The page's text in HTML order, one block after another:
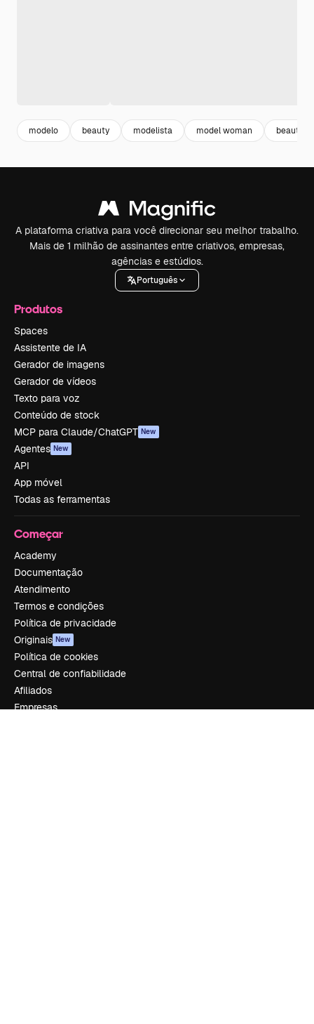
modelo beauty modelista model woman beauty
A plataforma criativa para você direcionar seu melhor trabalho.
Mais de 1 milhão de assinantes entre criativos, empresas,
agências e estúdios.
Português
Produtos
Spaces
Assistente de IA
Gerador de imagens
Gerador de vídeos
Texto para voz
Conteúdo de stock
MCP para Claude/ChatGPT New
Agentes New
API
App móvel
Todas as ferramentas
Começar
Academy
Documentação
Atendimento
Termos e condições
Política de privacidade
Originais New
Política de cookies
Central de confiabilidade
Afiliados
Empresas